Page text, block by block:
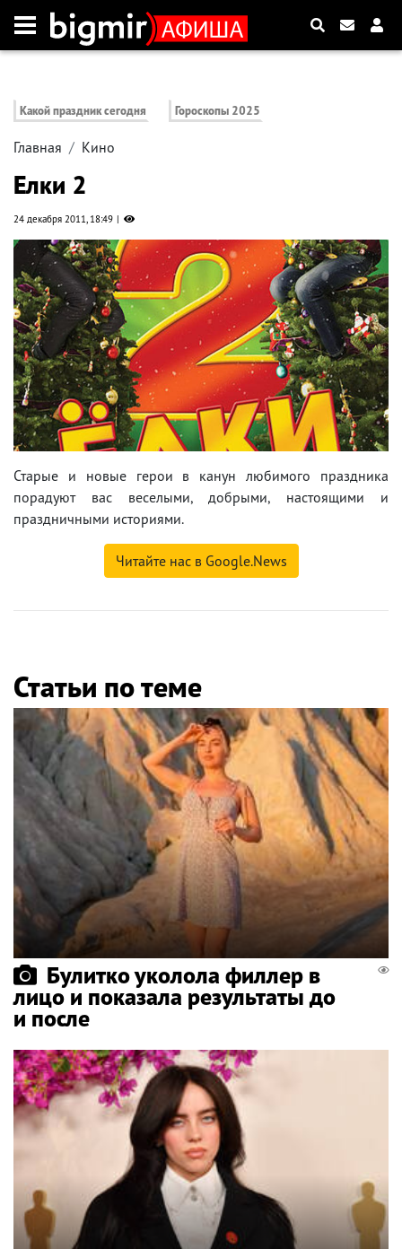
Какой праздник сегодня Гороскопы 2025
Главная Кино
Елки 2
24 декабря 2011, 18:49
Старые и новые герои в канун любимого праздника
порадуют вас веселыми, добрыми, настоящими и
праздничными историями.
Читайте нас в Google.News
Статьи по теме
Булитко уколола филлер в
лицо и показала результаты до
и после